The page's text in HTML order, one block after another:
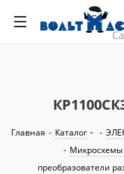
Главная - Каталог -
- Микросхемы
преобразователи